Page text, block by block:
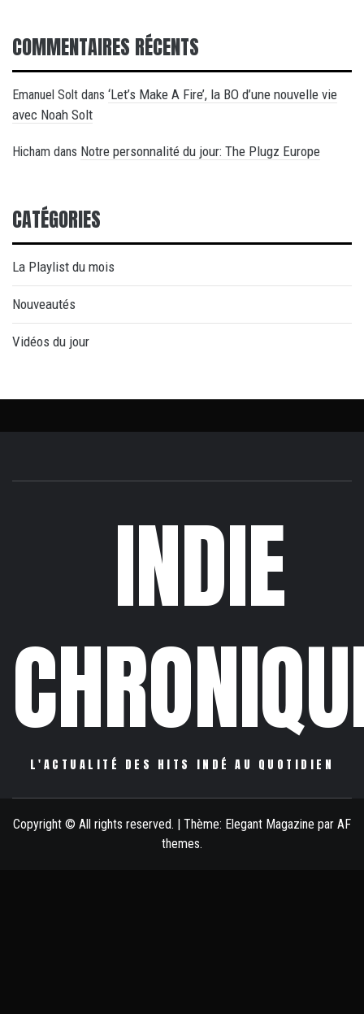
COMMENTAIRES RÉCENTS
Emanuel Solt dans ‘Let’s Make A Fire’, la BO d’une nouvelle vie
avec Noah Solt
Hicham dans Notre personnalité du jour: The Plugz Europe
CATÉGORIES
La Playlist du mois
Nouveautés
Vidéos du jour
INDIE
L'ACTUALITÉ DES HITS INDÉ AU QUOTIDIEN
Copyright © All rights reserved. Thème: Elegant Magazine par AF
themes.